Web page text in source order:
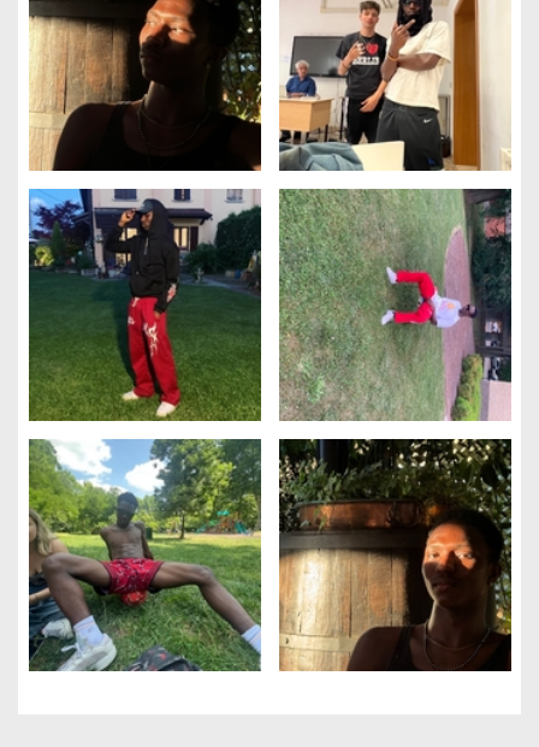
Gestione dei cookie
Utilizziamo i cookie per rendere il sito più facile da usare e per